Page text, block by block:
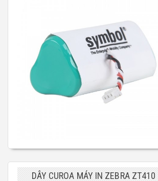
DÂY CUROA MÁY IN ZEBRA ZT410